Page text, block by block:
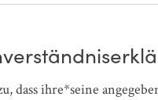
dass ihre*seine